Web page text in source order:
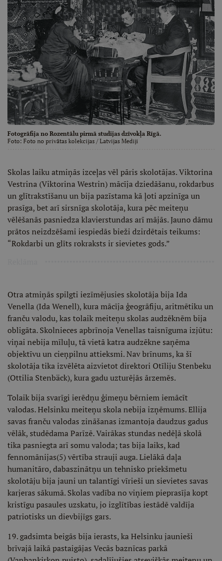
Fotogrāfija no Rozentālu pirmā studijas dzīvokļa Rīgā.
Foto: Foto no privātas kolekcijas / Latvijas Mediji
Skolas laiku atmiņās izceļas vēl pāris skolotājas. Viktorina
Vestrina (Viktorina Westrin) mācīja dziedāšanu, rokdarbus
un glītrakstīšanu un bija pazīstama kā ļoti apzinīga un
prasīga, bet arī sirsnīga skolotāja, kura pēc meiteņu
vēlēšanās pasniedza klavierstundas arī mājās. Jauno dāmu
prātos neizdzēšami iespiedās bieži dzirdētais teikums:
“Rokdarbi un glīts rokraksts ir sievietes gods.”
Otra atmiņās spilgti iezīmējusies skolotāja bija Ida
Venella (Ida Wenell), kura mācīja ģeogrāfiju, aritmētiku un
franču valodu, kas tolaik meiteņu skolas audzēknēm bija
obligāta. Skolnieces apbrīnoja Venellas taisnīguma izjūtu:
viņai nebija mīluļu, tā vietā katra audzēkne saņēma
objektīvu un cieņpilnu attieksmi. Nav brīnums, ka šī
skolotāja tika izvēlēta aizvietot direktori Otīliju Stenbeku
(Ottilia Stenbäck), kura gadu uzturējās ārzemēs.
Tolaik bija svarīgi ierēdņu ģimeņu bērniem iemācīt
valodas. Helsinku meiteņu skola nebija izņēmums. Ellija
savas franču valodas zināšanas izmantoja daudzus gadus
vēlāk, studēdama Parīzē. Vairākas stundas nedēļā skolā
tika pasniegta arī somu valoda; tas bija laiks, kad
fennomānijas(5) vērtība strauji auga. Lielākā daļa
humanitāro, dabaszinātņu un tehnisko priekšmetu
skolotāju bija jauni un talantīgi vīrieši un sievietes savas
karjeras sākumā. Skolas vadība no viņiem pieprasīja kopt
kristīgu pasaules uzskatu, jo izglītības iestādē valdīja
patriotisks un dievbijīgs gars.
19. gadsimta beigās bija ierasts, ka Helsinku jaunieši
brīvajā laikā pastaigājas Vecās baznīcas parkā